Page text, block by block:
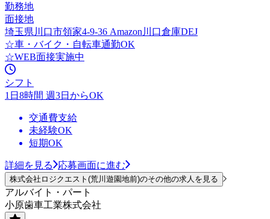
勤務地
面接地
埼玉県川口市領家4-9-36 Amazon川口倉庫DEJ
☆車・バイク・自転車通勤OK
☆WEB面接実施中
シフト
1日8時間 週3日からOK
交通費支給
未経験OK
短期OK
詳細を見る 応募画面に進む
株式会社ロジクエスト(荒川遊園地前)のその他の求人を見る
アルバイト・パート
小原歯車工業株式会社